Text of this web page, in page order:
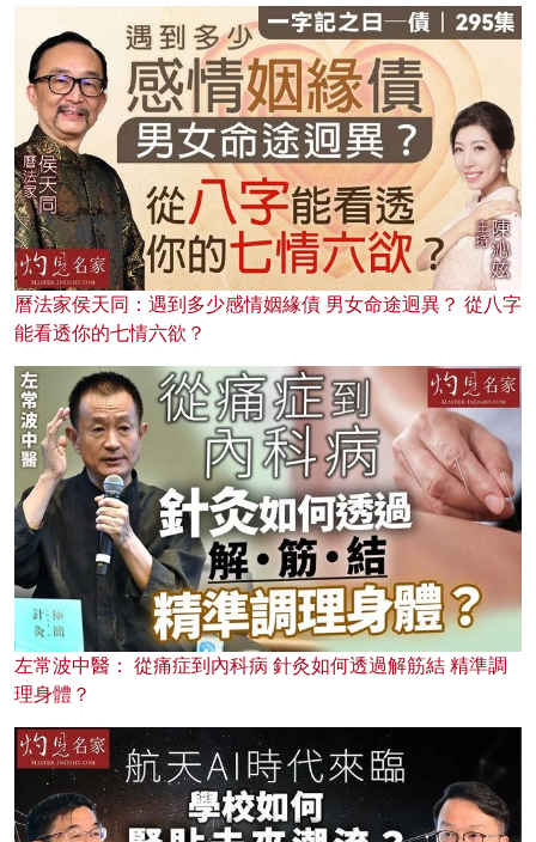
曆法家侯天同：遇到多少感情姻緣債 男女命途迥異？ 從八字
能看透你的七情六欲？
左常波中醫： 從痛症到內科病 針灸如何透過解筋結 精準調
理身體？